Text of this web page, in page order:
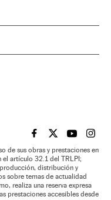
EL PAÍS BRASIL EN
EL PAÍSEL PAÍS
EL
de sus obras y prestaciones en
el artículo 32.1 del TRLPI;
distribución y
sobre temas de actualidad
realiza una reserva expresa
prestaciones accesibles desde